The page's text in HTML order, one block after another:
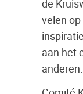
de
velen
aan het
anderen.